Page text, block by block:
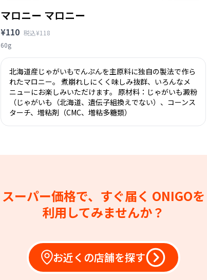
マロニー マロニー
¥110 税込¥118
60g
北海道産じゃがいもでんぷんを主原料に独自の製法で作ら
れたマロニー。 煮崩れしにくく味しみ抜群、いろんなメ
ニューにお楽しみいただけます。 原材料：じゃがいも澱粉
（じゃがいも（北海道、遺伝子組換えでない）、コーンス
ターチ、増粘剤（CMC、増粘多糖類）
スーパー価格で、すぐ届く ONIGOを
利用してみませんか？
お近くの店舗を探す